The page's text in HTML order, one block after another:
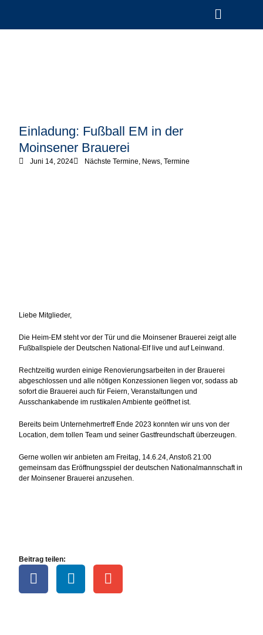
Einladung: Fußball EM in der
Moinsener Brauerei
Juni 14, 2024 Nächste Termine, News,Termine
Liebe Mitglieder,
Die Heim-EM steht vor der Tür und die Moinsener Brauerei zeigt alle
Fußballspiele der Deutschen National-Elf live und auf Leinwand.
Rechtzeitig wurden einige Renovierungsarbeiten in der Brauerei
abgeschlossen und alle nötigen Konzessionen liegen vor, sodass ab
sofort die Brauerei auch für Feiern, Veranstaltungen und
Ausschankabende im rustikalen Ambiente geöffnet ist.
Bereits beim Unternehmertreff Ende 2023 konnten wir uns von der
Location, dem tollen Team und seiner Gastfreundschaft überzeugen.
Gerne wollen wir anbieten am Freitag, 14.6.24, Anstoß 21:00
gemeinsam das Eröffnungsspiel der deutschen Nationalmannschaft in
der Moinsener Brauerei anzusehen.
Beitrag teilen: